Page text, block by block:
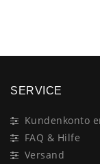
SERVICE
Kundenkonto
FAQ & Hilfe
Versand